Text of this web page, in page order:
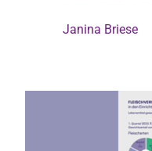
Janina Briese